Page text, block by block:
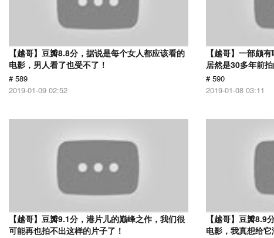
【越哥】豆瓣8.8分，据说是每个女人都应该看的
电影，男人看了也受不了！
# 589
2019-01-09 02:52
【越哥】一部颇
居然是30多年前拍
# 590
2019-01-08 03:11
【越哥】豆瓣9.1分，港片儿的巅峰之作，我们很
可能再也拍不出这样的片子了！
【越哥】豆瓣8.9
电影，我真想给它